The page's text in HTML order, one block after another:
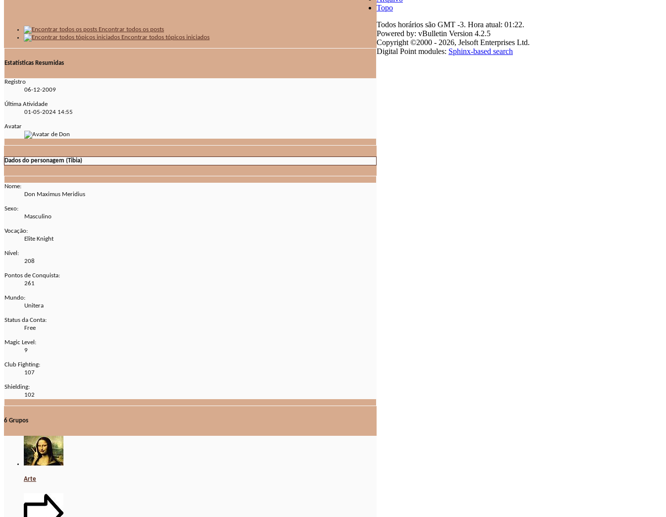
Encontrar todos os posts
Encontrar todos tópicos iniciados
Estatísticas Resumidas
Registro
06-12-2009
Última Atividade
01-05-2024 14:55
Avatar
Dados do personagem (Tibia)
Nome:
Don Maximus Meridius
Sexo:
Masculino
Vocação:
Elite Knight
Nível:
208
Pontos de Conquista:
261
Mundo:
Unitera
Status da Conta:
Free
Magic Level:
9
Club Fighting:
107
Shielding:
102
6 Grupos
Arte
Topo
Todos horários são GMT -3. Hora atual: 01:22.
Powered by: vBulletin Version 4.2.5
Copyright ©2000 - 2026, Jelsoft Enterprises Ltd.
Digital Point modules: Sphinx-based search